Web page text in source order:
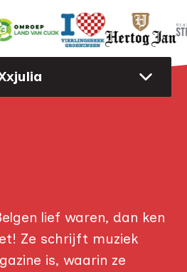
lief waren, dan ken
Ze schrijft muziek
is, waarin ze